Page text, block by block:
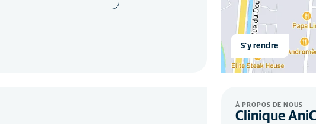
S'y rendre
À PROPOS DE NOUS
Clinique